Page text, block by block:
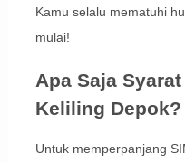
Kamu selalu mematuhi
mulai!
Apa Saja
Keliling Depok?
Untuk memperpanjang